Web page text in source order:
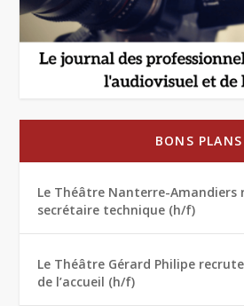
BONS PLANS
Le Théâtre Nanterre-Amandiers
secrétaire technique (h/f)
Le Théâtre Gérard Philipe
de l’accueil (h/f)